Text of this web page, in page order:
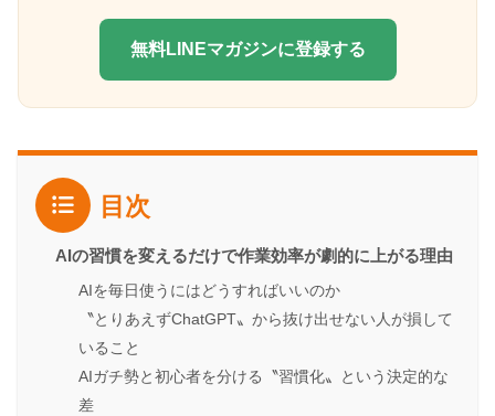
無料LINEマガジンに登録する
目次
AIの習慣を変えるだけで作業効率が劇的に上がる理由
AIを毎日使うにはどうすればいいのか
〝とりあえずChatGPT〟から抜け出せない人が損して
いること
AIガチ勢と初心者を分ける〝習慣化〟という決定的な
差